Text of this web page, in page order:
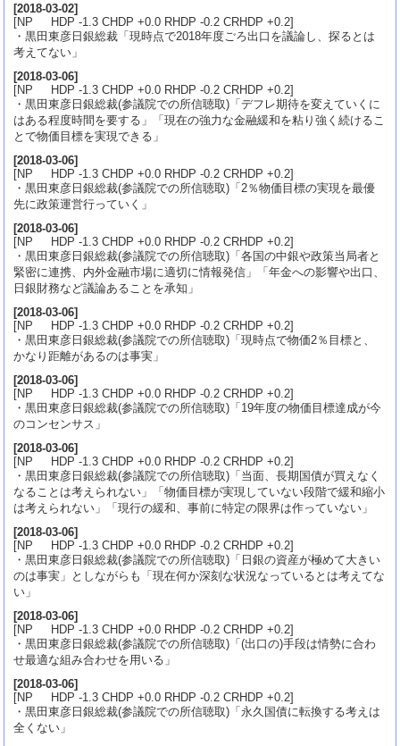
[2018-03-02]
[NP HDP -1.3 CHDP +0.0 RHDP -0.2 CRHDP +0.2]
・黒田東彦日銀総裁「現時点で2018年度ごろ出口を議論し、探るとは
考えてない」
[2018-03-06]
[NP HDP -1.3 CHDP +0.0 RHDP -0.2 CRHDP +0.2]
・黒田東彦日銀総裁(参議院での所信聴取)「デフレ期待を変えていくに
はある程度時間を要する」「現在の強力な金融緩和を粘り強く続けるこ
とで物価目標を実現できる」
[2018-03-06]
[NP HDP -1.3 CHDP +0.0 RHDP -0.2 CRHDP +0.2]
・黒田東彦日銀総裁(参議院での所信聴取)「2％物価目標の実現を最優
先に政策運営行っていく」
[2018-03-06]
[NP HDP -1.3 CHDP +0.0 RHDP -0.2 CRHDP +0.2]
・黒田東彦日銀総裁(参議院での所信聴取)「各国の中銀や政策当局者と
緊密に連携、内外金融市場に適切に情報発信」「年金への影響や出口、
日銀財務など議論あることを承知」
[2018-03-06]
[NP HDP -1.3 CHDP +0.0 RHDP -0.2 CRHDP +0.2]
・黒田東彦日銀総裁(参議院での所信聴取)「現時点で物価2％目標と、
かなり距離があるのは事実」
[2018-03-06]
[NP HDP -1.3 CHDP +0.0 RHDP -0.2 CRHDP +0.2]
・黒田東彦日銀総裁(参議院での所信聴取)「19年度の物価目標達成が今
のコンセンサス」
[2018-03-06]
[NP HDP -1.3 CHDP +0.0 RHDP -0.2 CRHDP +0.2]
・黒田東彦日銀総裁(参議院での所信聴取)「当面、長期国債が買えなく
なることは考えられない」「物価目標が実現していない段階で緩和縮小
は考えられない」「現行の緩和、事前に特定の限界は作っていない」
[2018-03-06]
[NP HDP -1.3 CHDP +0.0 RHDP -0.2 CRHDP +0.2]
・黒田東彦日銀総裁(参議院での所信聴取)「日銀の資産が極めて大きい
のは事実」としながらも「現在何か深刻な状況なっているとは考えてな
い」
[2018-03-06]
[NP HDP -1.3 CHDP +0.0 RHDP -0.2 CRHDP +0.2]
・黒田東彦日銀総裁(参議院での所信聴取)「(出口の)手段は情勢に合わ
せ最適な組み合わせを用いる」
[2018-03-06]
[NP HDP -1.3 CHDP +0.0 RHDP -0.2 CRHDP +0.2]
・黒田東彦日銀総裁(参議院での所信聴取)「永久国債に転換する考えは
全くない」